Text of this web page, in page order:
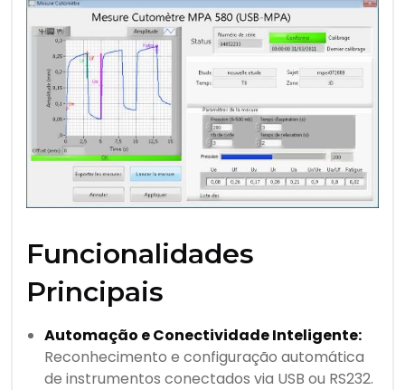
Funcionalidades
Principais
Automação e Conectividade Inteligente:
Reconhecimento e configuração automática
de instrumentos conectados via USB ou RS232.